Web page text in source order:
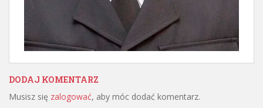
DODAJ KOMENTARZ
Musisz się zalogować, aby móc dodać komentarz.